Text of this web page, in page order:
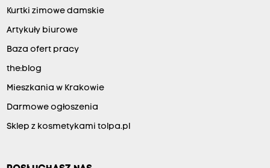
Kurtki zimowe damskie
Artykuły biurowe
Baza ofert pracy
the:blog
Mieszkania w Krakowie
Darmowe ogłoszenia
Sklep z kosmetykami tolpa.pl